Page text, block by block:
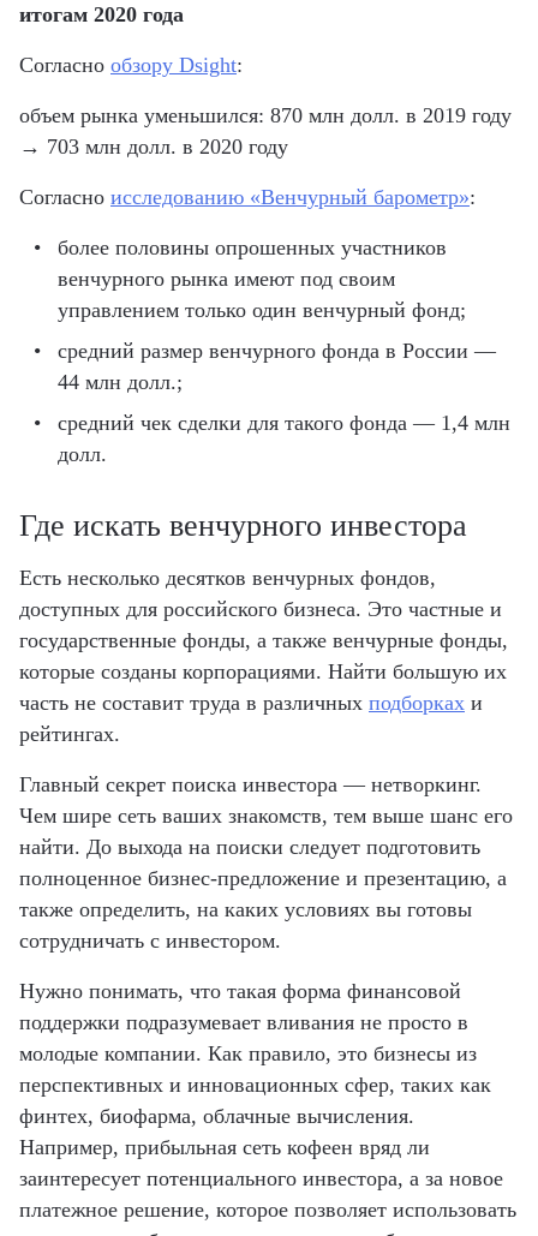
итогам 2020 года
Согласно обзору Dsight:
объем рынка уменьшился: 870 млн долл. в 2019 году
→ 703 млн долл. в 2020 году
Согласно исследованию «Венчурный барометр»:
более половины опрошенных участников
венчурного рынка имеют под своим
управлением только один венчурный фонд;
средний размер венчурного фонда в России —
44 млн долл.;
средний чек сделки для такого фонда — 1,4 млн
долл.
Где искать венчурного инвестора
Есть несколько десятков венчурных фондов,
доступных для российского бизнеса. Это частные и
государственные фонды, а также венчурные фонды,
которые созданы корпорациями. Найти большую их
часть не составит труда в различных подборках и
рейтингах.
Главный секрет поиска инвестора — нетворкинг.
Чем шире сеть ваших знакомств, тем выше шанс его
найти. До выхода на поиски следует подготовить
полноценное бизнес-предложение и презентацию, а
также определить, на каких условиях вы готовы
сотрудничать с инвестором.
Нужно понимать, что такая форма финансовой
поддержки подразумевает вливания не просто в
молодые компании. Как правило, это бизнесы из
перспективных и инновационных сфер, таких как
финтех, биофарма, облачные вычисления.
Например, прибыльная сеть кофеен вряд ли
заинтересует потенциального инвестора, а за новое
платежное решение, которое позволяет использовать